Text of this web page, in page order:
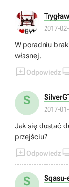
Trygław
2017-
W poradniu
własnej.
Odpowiedz
S
2017-
Jak się dostać
przejściu?
Odpowiedz
S Sqasu-